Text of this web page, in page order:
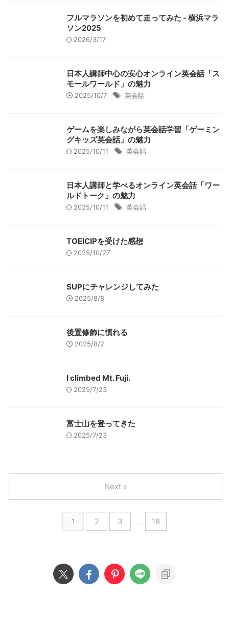
フルマラソンを初めて走ってみた - 横浜マラ
ソン2025
2026/3/17
日本人講師中心の安心オンライン英会話「ス
モールワールド」の魅力
2025/10/7 英会話
ゲームを楽しみながら英会話学習「ゲーミン
グキッズ英会話」の魅力
2025/10/11 英会話
日本人講師と学べるオンライン英会話「ワー
ルドトーク」の魅力
2025/10/11 英会話
TOEICIPを受けた感想
2025/10/27
SUPにチャレンジしてみた
2025/8/8
後置修飾に慣れる
2025/8/2
I climbed Mt. Fuji.
2025/7/23
富士山を登ってきた
2025/7/23
1 2 3 … 18
Next »